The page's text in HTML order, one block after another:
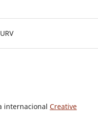
internacional Creative